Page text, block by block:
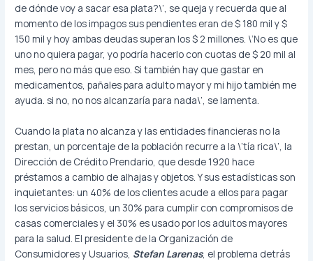
de dónde voy a sacar esa plata?\’, se queja y recuerda que al
momento de los impagos sus pendientes eran de $ 180 mil y $
150 mil y hoy ambas deudas superan los $ 2 millones. \’No es que
uno no quiera pagar, yo podría hacerlo con cuotas de $ 20 mil al
mes, pero no más que eso. Si también hay que gastar en
medicamentos, pañales para adulto mayor y mi hijo también me
ayuda. si no, no nos alcanzaría para nada\’, se lamenta.
Cuando la plata no alcanza y las entidades financieras no la
prestan, un porcentaje de la población recurre a la \’tía rica\’, la
Dirección de Crédito Prendario, que desde 1920 hace
préstamos a cambio de alhajas y objetos. Y sus estadísticas son
inquietantes: un 40% de los clientes acude a ellos para pagar
los servicios básicos, un 30% para cumplir con compromisos de
casas comerciales y el 30% es usado por los adultos mayores
para la salud. El presidente de la Organización de
Consumidores y Usuarios, Stefan Larenas, el problema detrás